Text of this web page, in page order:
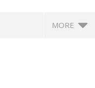
MORE